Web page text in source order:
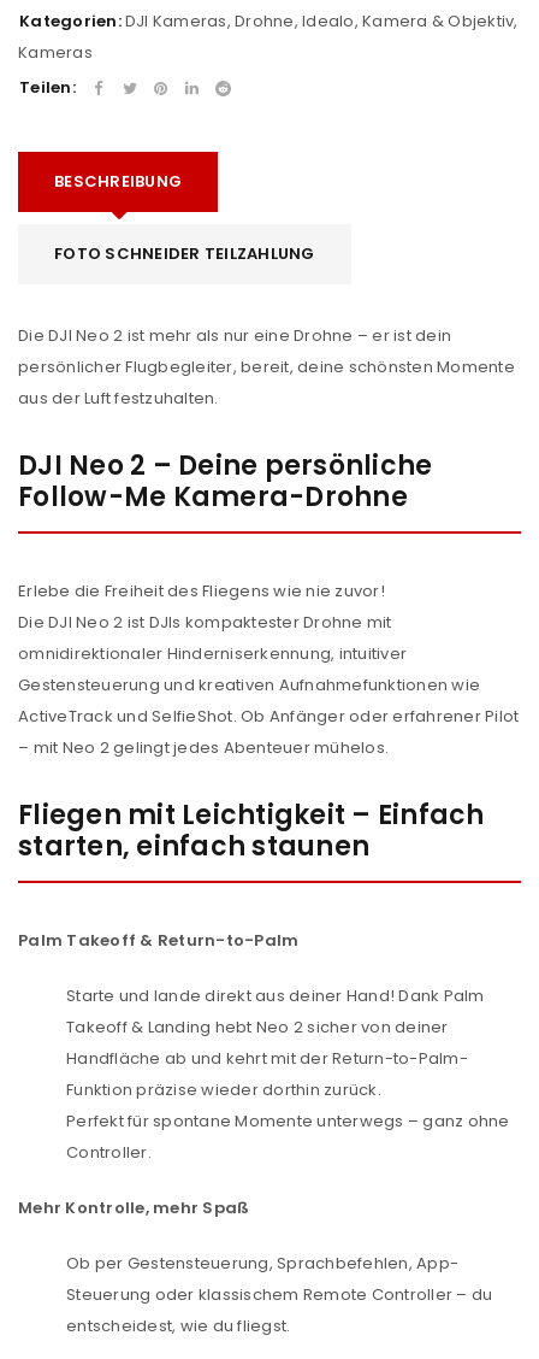
Kategorien:DJI Kameras, Drohne, Idealo, Kamera & Objektiv,
Kameras
Teilen:
BESCHREIBUNG
FOTO SCHNEIDER TEILZAHLUNG
Die DJI Neo 2 ist mehr als nur eine Drohne – er ist dein
persönlicher Flugbegleiter, bereit, deine schönsten Momente
aus der Luft festzuhalten.
DJI Neo 2 – Deine persönliche
Follow-Me Kamera-Drohne
Erlebe die Freiheit des Fliegens wie nie zuvor!
Die DJI Neo 2 ist DJIs kompaktester Drohne mit
omnidirektionaler Hinderniserkennung, intuitiver
Gestensteuerung und kreativen Aufnahmefunktionen wie
ActiveTrack und SelfieShot. Ob Anfänger oder erfahrener Pilot
– mit Neo 2 gelingt jedes Abenteuer mühelos.
Fliegen mit Leichtigkeit – Einfach
starten, einfach staunen
Palm Takeoff & Return-to-Palm
Starte und lande direkt aus deiner Hand! Dank Palm
Takeoff & Landing hebt Neo 2 sicher von deiner
Handfläche ab und kehrt mit der Return-to-Palm-
Funktion präzise wieder dorthin zurück.
Perfekt für spontane Momente unterwegs – ganz ohne
Controller.
Mehr Kontrolle, mehr Spaß
Ob per Gestensteuerung, Sprachbefehlen, App-
Steuerung oder klassischem Remote Controller – du
entscheidest, wie du fliegst.